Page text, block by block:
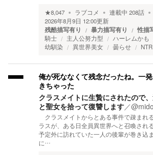
★8,047 ラブコメ 連載中 208話
2026年8月9日 12:00更新
残酷描写有り 暴力描写有り 性描
騎士 主人公努力型 ハーレムかも
幼馴染
異世界美女 曇らせ NTR
俺が死ななくて残念だったね。一
きちゃった
クラスメイトに生贄にされたので
と聖女を拾って復讐します／
クラスメイトからとある事件で疎まれ
ラスが、ある日全員異世界へと召喚さ
予定外に訪れていた一人の後輩が巻き込
に…